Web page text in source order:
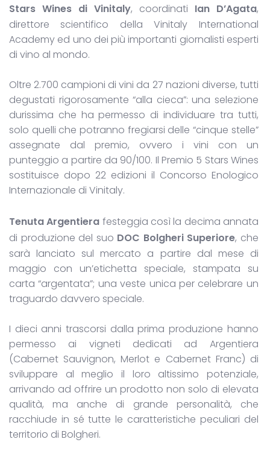
Stars Wines di Vinitaly, coordinati Ian D’Agata,
direttore scientifico della Vinitaly International
Academy ed uno dei più importanti giornalisti esperti
di vino al mondo.
Oltre 2.700 campioni di vini da 27 nazioni diverse, tutti
degustati rigorosamente “alla cieca”: una selezione
durissima che ha permesso di individuare tra tutti,
solo quelli che potranno fregiarsi delle “cinque stelle”
assegnate dal premio, ovvero i vini con un
punteggio a partire da 90/100. Il Premio 5 Stars Wines
sostituisce dopo 22 edizioni il Concorso Enologico
Internazionale di Vinitaly.
Tenuta Argentiera festeggia così la decima annata
di produzione del suo DOC Bolgheri Superiore, che
sarà lanciato sul mercato a partire dal mese di
maggio con un’etichetta speciale, stampata su
carta “argentata”; una veste unica per celebrare un
traguardo davvero speciale.
I dieci anni trascorsi dalla prima produzione hanno
permesso ai vigneti dedicati ad Argentiera
(Cabernet Sauvignon, Merlot e Cabernet Franc) di
sviluppare al meglio il loro altissimo potenziale,
arrivando ad offrire un prodotto non solo di elevata
qualità, ma anche di grande personalità, che
racchiude in sé tutte le caratteristiche peculiari del
territorio di Bolgheri.